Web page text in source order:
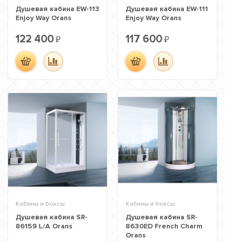
Душевая кабина EW-113
Enjoy Way Orans
122 400 ₽
Душевая кабина EW-111
Enjoy Way Orans
117 600 ₽
Кабины и боксы
Душевая кабина SR-
86159 L/A Orans
Кабины и боксы
Душевая кабина SR-
8630ED French Charm
Orans